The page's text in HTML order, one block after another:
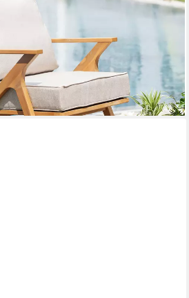
LINE natur/beige - Akazie, Massivholz,
1-St), Natürlicher Armlehnenstuhl -
Terrasse
dir